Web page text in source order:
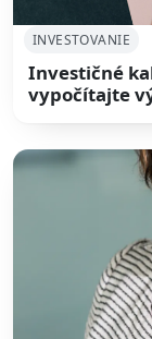
INVESTOVANIE
Investičné
vypočítajte